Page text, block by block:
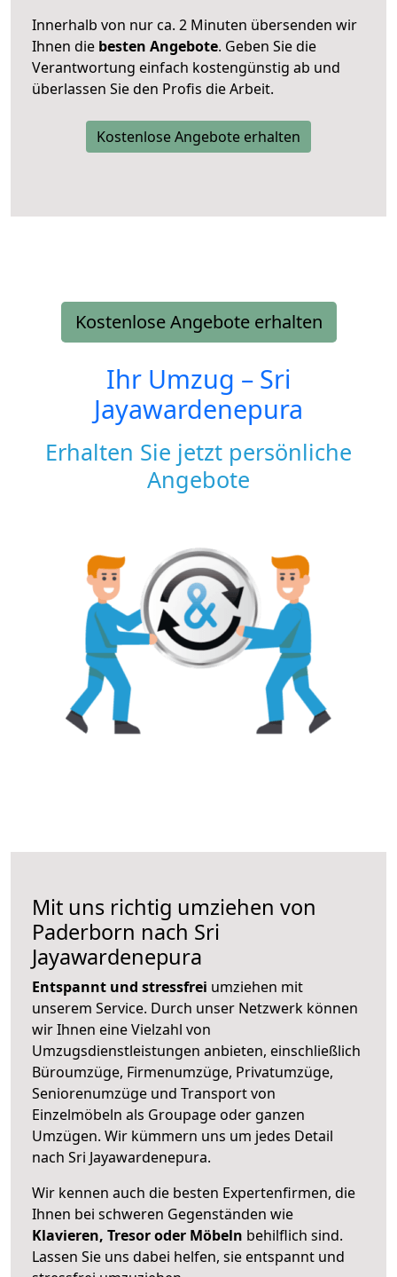
Innerhalb von nur ca. 2 Minuten übersenden wir
Ihnen die besten Angebote. Geben Sie die
Verantwortung einfach kostengünstig ab und
überlassen Sie den Profis die Arbeit.
Kostenlose Angebote erhalten
Kostenlose Angebote erhalten
Ihr Umzug – Sri
Jayawardenepura
Erhalten Sie jetzt persönliche
Angebote
Mit uns richtig umziehen von
Paderborn nach Sri
Jayawardenepura
Entspannt und stressfrei umziehen mit
unserem Service. Durch unser Netzwerk können
wir Ihnen eine Vielzahl von
Umzugsdienstleistungen anbieten, einschließlich
Büroumzüge, Firmenumzüge, Privatumzüge,
Seniorenumzüge und Transport von
Einzelmöbeln als Groupage oder ganzen
Umzügen. Wir kümmern uns um jedes Detail
nach Sri Jayawardenepura.
Wir kennen auch die besten Expertenfirmen, die
Ihnen bei schweren Gegenständen wie
Klavieren, Tresor oder Möbeln behilflich sind.
Lassen Sie uns dabei helfen, sie entspannt und